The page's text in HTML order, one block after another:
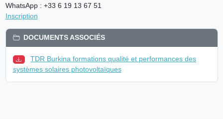
WhatsApp : +33 6 19 13 67 51
Inscription
DOCUMENTS ASSOCIÉS
TDR Burkina formations qualité et performances des
systèmes solaires photovoltaïques